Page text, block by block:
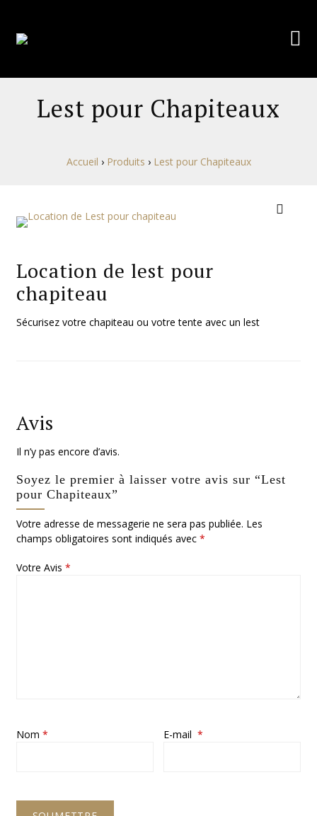
Lest pour Chapiteaux
Accueil › Produits › Lest pour Chapiteaux
Location de lest pour
chapiteau
Sécurisez votre chapiteau ou votre tente avec un lest
Avis
Il n’y pas encore d’avis.
Soyez le premier à laisser votre avis sur “Lest
pour Chapiteaux”
Votre adresse de messagerie ne sera pas publiée. Les
champs obligatoires sont indiqués avec *
Votre Avis *
Nom * E-mail *